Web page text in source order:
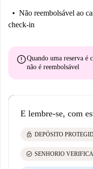
Não reembolsável ao
check-in
errorQuando uma reserva é
não é reembolsável
E lembre-se, com
lock DEPÓSITO
check_circle SENHORIO